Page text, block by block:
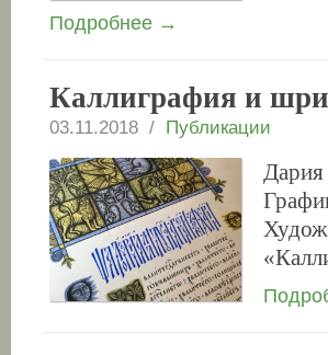
Подробнее →
Каллиграфия и
03.11.2018 / Публикации